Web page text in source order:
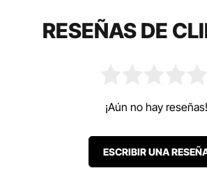
RESEÑAS DE
¡Aún no hay reseñas!
ESCRIBIR UNA